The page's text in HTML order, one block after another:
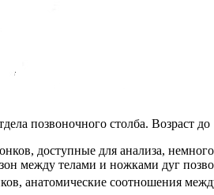
позвоночного столба. Возраст до
доступные для анализа,
между телами и ножками дуг
анатомические соотношения